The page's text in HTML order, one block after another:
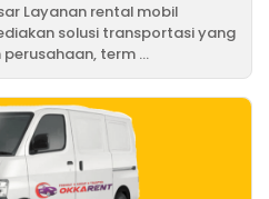
Layanan rental mobil
solusi transportasi yang
term ...